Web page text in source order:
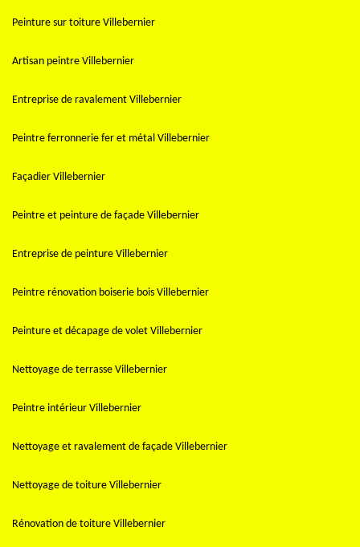
Peinture sur toiture Villebernier
Artisan peintre Villebernier
Entreprise de ravalement Villebernier
Peintre ferronnerie fer et métal Villebernier
Façadier Villebernier
Peintre et peinture de façade Villebernier
Entreprise de peinture Villebernier
Peintre rénovation boiserie bois Villebernier
Peinture et décapage de volet Villebernier
Nettoyage de terrasse Villebernier
Peintre intérieur Villebernier
Nettoyage et ravalement de façade Villebernier
Nettoyage de toiture Villebernier
Rénovation de toiture Villebernier